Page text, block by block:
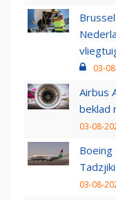
03-
Airbus
beklad
03-08-
Boeing
03-08-